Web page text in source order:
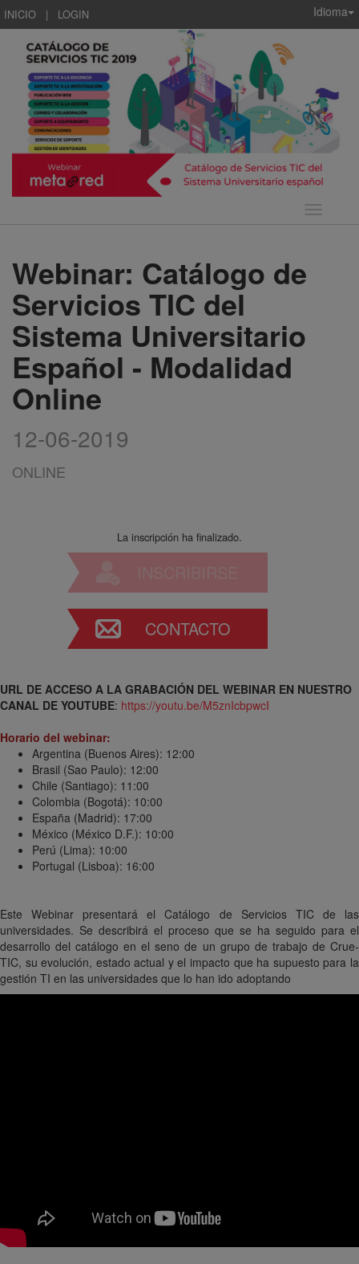
INICIO | LOGIN Idioma
Idioma
Webinar: Catálogo de
Servicios TIC del
Sistema Universitario
Español - Modalidad
Online
12-06-2019
ONLINE
La inscripción ha finalizado.
CONTACTO
URL DE ACCESO A LA GRABACIÓN DEL WEBINAR EN NUESTRO
CANAL DE YOUTUBE: https://youtu.be/M5znIcbpwcI
Horario del webinar:
Argentina (Buenos Aires): 12:00
Brasil (Sao Paulo): 12:00
Chile (Santiago): 11:00
Colombia (Bogotá): 10:00
España (Madrid): 17:00
México (México D.F.): 10:00
Perú (Lima): 10:00
Portugal (Lisboa): 16:00
Este Webinar presentará el Catálogo de Servicios TIC de las
universidades. Se describirá el proceso que se ha seguido para el
desarrollo del catálogo en el seno de un grupo de trabajo de Crue-
TIC, su evolución, estado actual y el impacto que ha supuesto para la
gestión TI en las universidades que lo han ido adoptando